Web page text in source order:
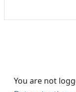
You are not